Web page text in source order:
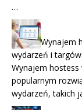
…
Wynajem
wydarzeń i
Wynajem hostess
popularnym
wydarzeń, takich